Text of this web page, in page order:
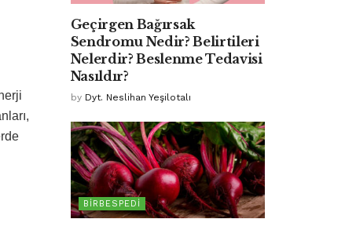
Geçirgen Bağırsak
Sendromu Nedir? Belirtileri
Nelerdir? Beslenme Tedavisi
Nasıldır?
by Dyt. Neslihan Yeşilotalı
BIRBESPEDI